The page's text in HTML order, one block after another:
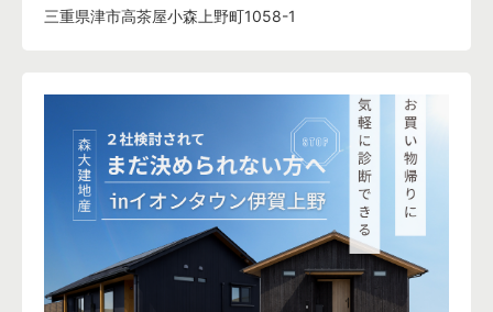
三重県津市高茶屋小森上野町1058-1